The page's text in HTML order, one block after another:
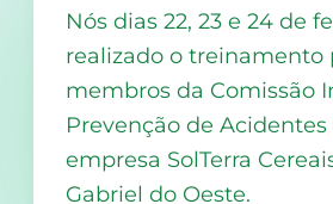
Nós dias 22, 23 e 24 de
realizado o treinamento
membros da Comissão
Prevenção de Acidentes
empresa SolTerra
Gabriel do Oeste.